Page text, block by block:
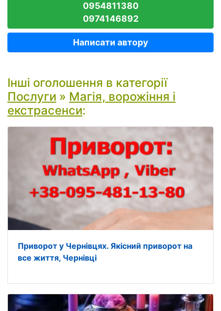
0954811380
0974146892
Написати автору
Інші оголошення в категорії
Послуги » Магія, ворожіння і
екстрасенси:
Приворот у Чернівцях. Якісний приворот на
все життя, Чернівці